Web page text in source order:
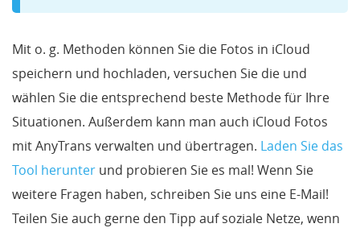
Mit o. g. Methoden können Sie die Fotos in iCloud
speichern und hochladen, versuchen Sie die und
wählen Sie die entsprechend beste Methode für Ihre
Situationen. Außerdem kann man auch iCloud Fotos
mit AnyTrans verwalten und übertragen. Laden Sie das
Tool herunter und probieren Sie es mal! Wenn Sie
weitere Fragen haben, schreiben Sie uns eine E-Mail!
Teilen Sie auch gerne den Tipp auf soziale Netze, wenn